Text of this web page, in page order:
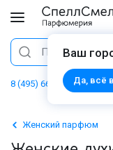
Ваш
Да, всё
Поиск
8 (495) 668 06 02
Женский парфюм